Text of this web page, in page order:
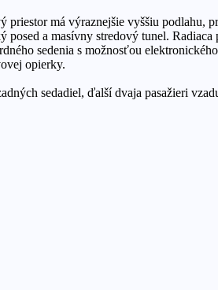
má výraznejšie vyššiu podlahu,
a masívny stredový tunel. Radiaca
sedenia s možnosťou
opierky.
sedadiel, ďalší dvaja pasažieri